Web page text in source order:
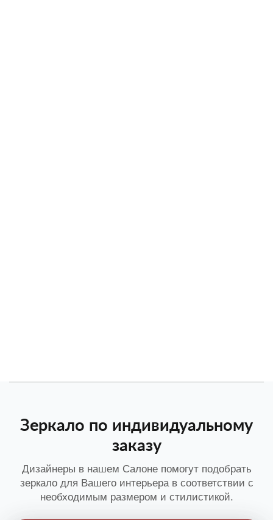
Зеркало по индивидуальному
заказу
Дизайнеры в нашем Салоне помогут подобрать
зеркало для Вашего интерьера в соответствии с
необходимым размером и стилистикой.